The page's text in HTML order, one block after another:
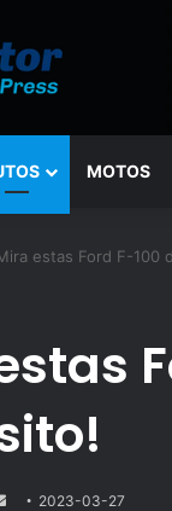
MOTOS
estas Ford F-100
Send2023-03-27